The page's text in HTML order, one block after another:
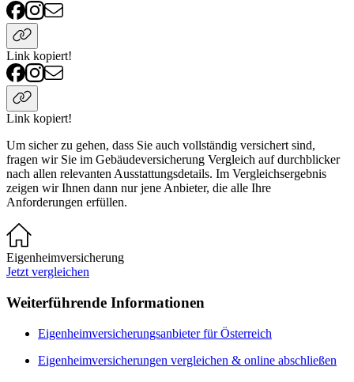
Link kopiert!
Link kopiert!
Um sicher zu gehen, dass Sie auch vollständig versichert sind,
fragen wir Sie im Gebäudeversicherung Vergleich auf durchblicker
nach allen relevanten Ausstattungsdetails. Im Vergleichsergebnis
zeigen wir Ihnen dann nur jene Anbieter, die alle Ihre
Anforderungen erfüllen.
Eigenheimversicherung
Jetzt vergleichen
Weiterführende Informationen
Eigenheimversicherungsanbieter für Österreich
Eigenheimversicherungen vergleichen & online abschließen